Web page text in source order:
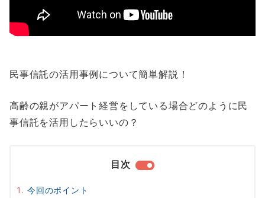
民事信託の活用事例について簡単解説！
高齢の親がアパート経営をしている場合どのように民
事信託を活用したらいいの？
目次
今回のポイント